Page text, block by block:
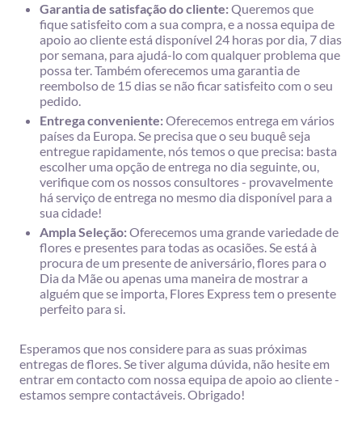
Garantia de satisfação do cliente:Queremos que
fique satisfeito com a sua compra, e a nossa equipa de
apoio ao cliente está disponível 24 horas por dia, 7 dias
por semana, para ajudá-lo com qualquer problema que
possa ter. Também oferecemos uma garantia de
reembolso de 15 dias se não ficar satisfeito com o seu
pedido.
Entrega conveniente:Oferecemos entrega em vários
países da Europa. Se precisa que o seu buquê seja
entregue rapidamente, nós temos o que precisa: basta
escolher uma opção de entrega no dia seguinte, ou,
verifique com os nossos consultores - provavelmente
há serviço de entrega no mesmo dia disponível para a
sua cidade!
Ampla Seleção:Oferecemos uma grande variedade de
flores e presentes para todas as ocasiões. Se está à
procura de um presente de aniversário, flores para o
Dia da Mãe ou apenas uma maneira de mostrar a
alguém que se importa, Flores Express tem o presente
perfeito para si.
Esperamos que nos considere para as suas próximas
entregas de flores. Se tiver alguma dúvida, não hesite em
entrar em contacto com nossa equipa de apoio ao cliente -
estamos sempre contactáveis. Obrigado!